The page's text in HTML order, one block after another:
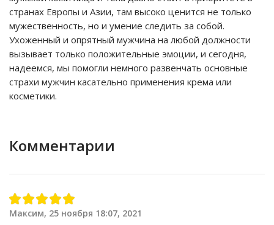
странах Европы и Азии, там высоко ценится не только
мужественность, но и умение следить за собой.
Ухоженный и опрятный мужчина на любой должности
вызывает только положительные эмоции, и сегодня,
надеемся, мы помогли немного развенчать основные
страхи мужчин касательно применения крема или
косметики.
Комментарии
Максим, 25 ноября 18:07, 2021